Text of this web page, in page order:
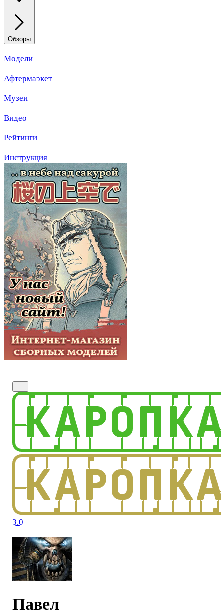
Обзоры
Модели
Афтермаркет
Музеи
Видео
Рейтинги
Инструкция
3.0
Павел